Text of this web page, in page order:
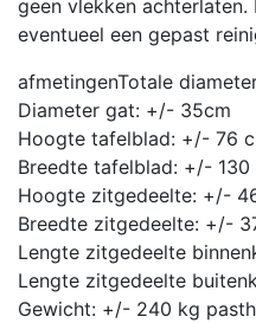
geen vlekken achterlaten.
eventueel een gepast
afmetingenTotale
Diameter gat: +/- 35cm
Hoogte tafelblad: +/- 76
Breedte tafelblad: +/- 130
Hoogte zitgedeelte: +/-
Breedte zitgedeelte: +/-
Lengte zitgedeelte
Lengte zitgedeelte
Gewicht: +/- 240 kg